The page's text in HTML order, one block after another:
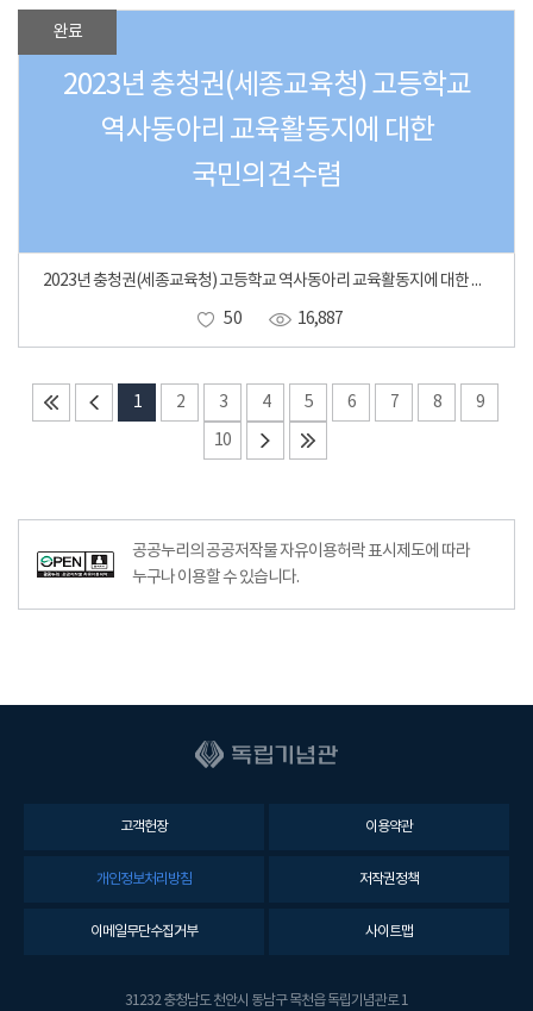
완료
2023년 충청권(세종교육청) 고등학교
역사동아리 교육활동지에 대한
국민의견수렴
2023년 충청권(세종교육청) 고등학교 역사동아리 교육활동지에 대한 국민의견수렴
50
16,887
1 2 3 4 5 6 7 8
9
10
공공누리의 공공저작물 자유이용허락 표시제도에 따라
누구나 이용할 수 있습니다.
고객헌장 이용약관
개인정보처리방침 저작권정책
이메일무단수집거부 사이트맵
31232 충청남도 천안시 동남구 목천읍 독립기념관로 1